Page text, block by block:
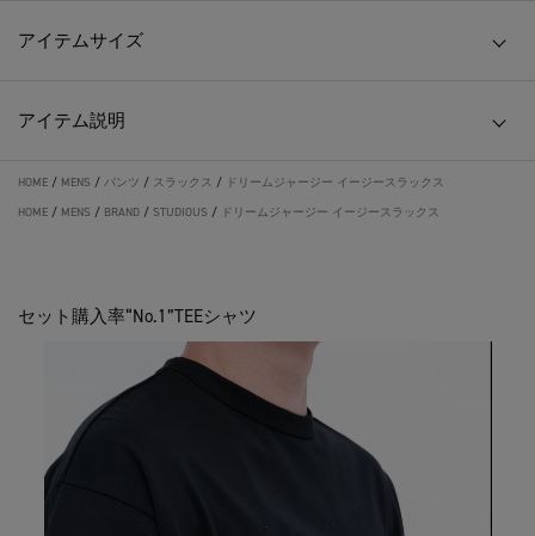
アイテムサイズ
アイテム説明
HOME / MENS / パンツ / スラックス / ドリームジャージー イージースラックス
HOME / MENS / BRAND / STUDIOUS / ドリームジャージー イージースラックス
セット購入率“No.1”TEEシャツ